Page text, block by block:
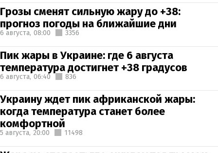
Грозы сменят сильную жару до +38:
прогноз погоды на ближайшие дни
6 августа, 08:00 3356
Пик жары в Украине: где 6 августа
температура достигнет +38 градусов
6 августа, 06:40 836
Украину ждет пик африканской жары:
когда температура станет более
комфортной
5 августа, 20:00 11498